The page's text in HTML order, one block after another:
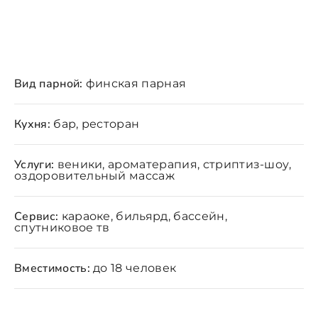
Вид парной: финская парная
Кухня: бар, ресторан
Услуги: веники, ароматерапия, стриптиз-шоу,
оздоровительный массаж
Сервис: караоке, бильярд, бассейн,
спутниковое тв
Вместимость: до 18 человек